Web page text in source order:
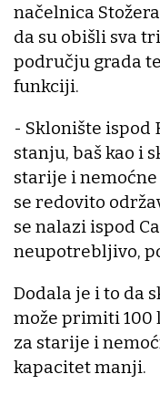
načelnica
da su obišli sva
području grada
funkciji.
- Sklonište ispod
stanju, baš kao i
starije i
se redovito
se nalazi ispod
neupotrebljivo,
Dodala je i to da
može primiti 100
za starije i
kapacitet manji.